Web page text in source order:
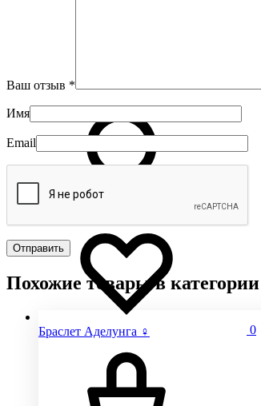
0
Ваш отзыв *
Имя
Email
Похожие товары в
Браслет Аделунга ♀